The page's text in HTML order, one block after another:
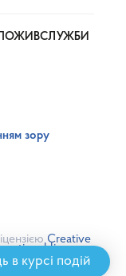
зору
Creative
license,
інше
в курсі подій